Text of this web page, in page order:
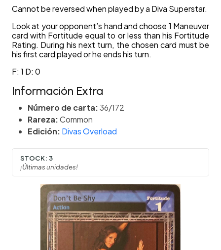
Cannot be reversed when played by a Diva Superstar.
Look at your opponent’s hand and choose 1 Maneuver
card with Fortitude equal to or less than his Fortitude
Rating. During his next turn, the chosen card must be
his first card played or he ends his turn.
F: 1 D: 0
Información Extra
Número de carta:36/172
Rareza:Common
Edición: Divas Overload
STOCK: 3
¡Últimas unidades!